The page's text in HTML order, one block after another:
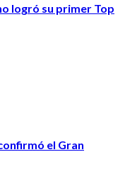
logró su primer Top
el Gran